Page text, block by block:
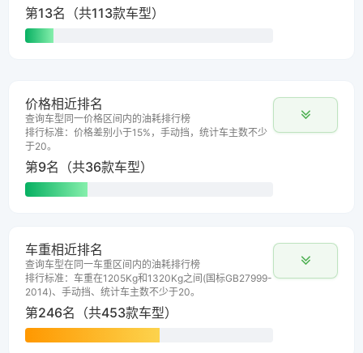
第13名（共113款车型）
价格相近排名
查询车型同一价格区间内的油耗排行榜
排行标准：价格差别小于15%，手动挡，统计车主数不少
于20。
第9名（共36款车型）
车重相近排名
查询车型在同一车重区间内的油耗排行榜
排行标准：车重在1205Kg和1320Kg之间(国标GB27999-
2014)、手动挡、统计车主数不少于20。
第246名（共453款车型）